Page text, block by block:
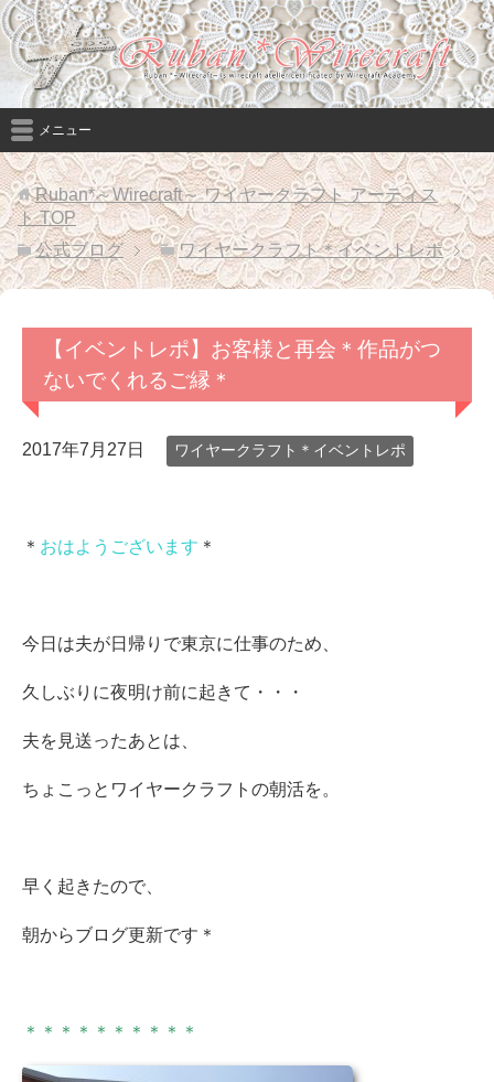
メニュー
Ruban*～Wirecraft～ ワイヤークラフト アーティス
トTOP
公式ブログ
ワイヤークラフト＊イベントレポ
【イベントレポ】お客様と再会＊作品がつ
ないでくれるご縁＊
2017年7月27日 ワイヤークラフト＊イベントレポ
＊ おはようございます ＊
今日は夫が日帰りで東京に仕事のため、
久しぶりに夜明け前に起きて・・・
夫を見送ったあとは、
ちょこっとワイヤークラフトの朝活を。
早く起きたので、
朝からブログ更新です＊
＊＊＊＊＊＊＊＊＊＊